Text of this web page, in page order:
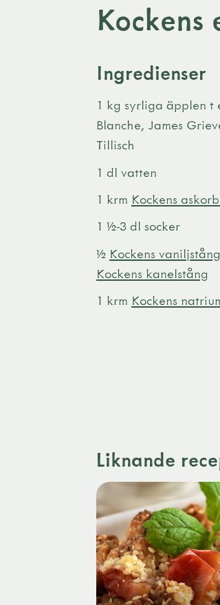
Kockens
Ingredienser
1 kg syrliga äpplen t
Blanche, James
Tillisch
1 dl vatten
1 krm Kockens
1 ½-3 dl socker
½ Kockens vaniljstång
Kockens kanelstång
1 krm Kockens
Liknande